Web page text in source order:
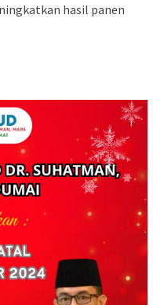
hasil panen